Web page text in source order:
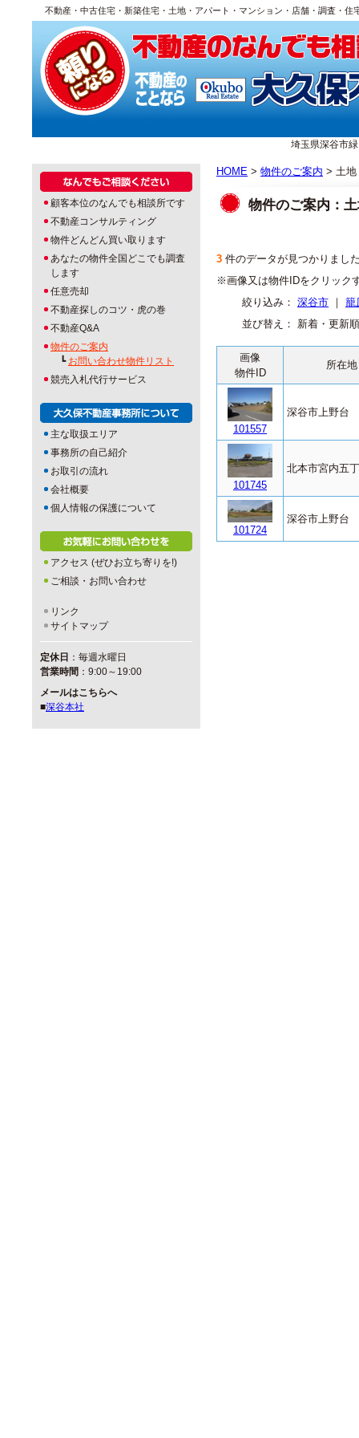
不動産・中古住宅・新築住宅・土地・アパート・マンション・店舗・調査・
埼玉県深谷市
HOME > 物件のご案内 > 土地
物件のご案内：
3 件のデータが見つかりまし
※画像又は物件IDをクリック
絞り込み： 深谷市 ｜ 籠
並び替え： 新着・更新順
画像
物件ID
所在地
101557
深谷市上野台
101745
北本市宮内五
101724
深谷市上野台
顧客本位のなんでも相談所です
不動産コンサルティング
物件どんどん買い取ります
あなたの物件全国どこでも調査
します
任意売却
不動産探しのコツ・虎の巻
不動産Q&A
物件のご案内
┗ お問い合わせ物件リスト
競売入札代行サービス
主な取扱エリア
事務所の自己紹介
お取引の流れ
会社概要
個人情報の保護について
アクセス (ぜひお立ち寄りを!)
ご相談・お問い合わせ
リンク
サイトマップ
定休日 ：毎週水曜日
営業時間 ：9:00～19:00
メールはこちらへ
■深谷本社